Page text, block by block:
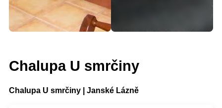
Chalupa U smrčiny
Chalupa U smrčiny | Janské Lázně